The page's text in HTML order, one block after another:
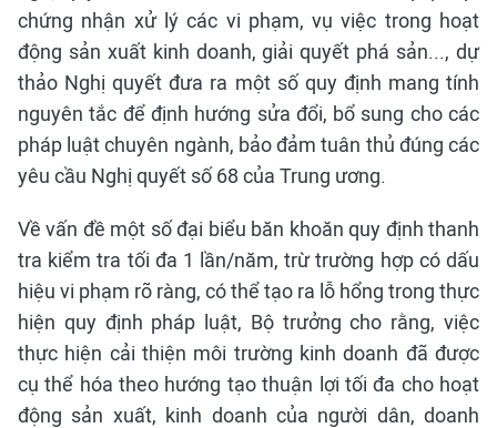
chứng nhận xử lý các vi phạm, vụ việc trong hoạt
động sản xuất kinh doanh, giải quyết phá sản..., dự
thảo Nghị quyết đưa ra một số quy định mang tính
nguyên tắc để định hướng sửa đổi, bổ sung cho các
pháp luật chuyên ngành, bảo đảm tuân thủ đúng các
yêu cầu Nghị quyết số 68 của Trung ương.
Về vấn đề một số đại biểu băn khoăn quy định thanh
tra kiểm tra tối đa 1 lần/năm, trừ trường hợp có dấu
hiệu vi phạm rõ ràng, có thể tạo ra lỗ hổng trong thực
hiện quy định pháp luật, Bộ trưởng cho rằng, việc
thực hiện cải thiện môi trường kinh doanh đã được
cụ thể hóa theo hướng tạo thuận lợi tối đa cho hoạt
động sản xuất, kinh doanh của người dân, doanh